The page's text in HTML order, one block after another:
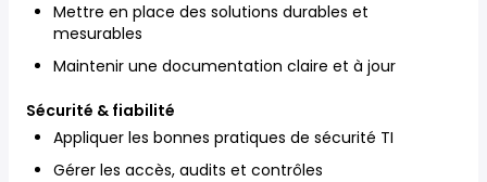
Mettre en place des solutions durables et
mesurables
Maintenir une documentation claire et à jour
Sécurité & fiabilité
Appliquer les bonnes pratiques de sécurité TI
Gérer les accès, audits et contrôles